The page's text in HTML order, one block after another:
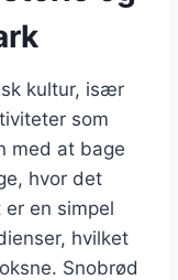
kultur, især
som
med at bage
hvor det
en simpel
hvilket
Snobrød